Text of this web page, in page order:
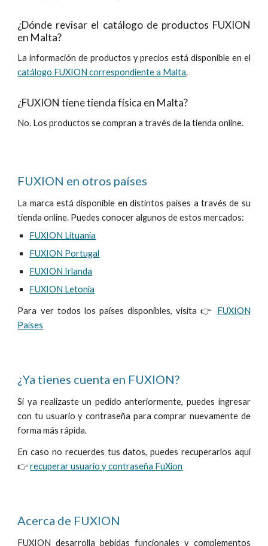
¿Dónde revisar el catálogo de productos FUXION
en Malta?
La información de productos y precios está disponible en el
catálogo FUXION correspondiente a Malta.
¿FUXION tiene tienda física en Malta?
No. Los productos secompran a través de la tienda online.
FUXION en otros países
La marca está disponible en distintos países a través de su
tienda online. Puedes conocer algunos de estos mercados:
FUXION Lituania
FUXION Portugal
FUXION Irlanda
FUXION Letonia
Para ver todos los países disponibles, visita 👉 FUXION
Países
¿Ya tienes cuenta en FUXION?
Si ya realizaste un pedido anteriormente, puedes ingresar
con tu usuario y contraseña para comprar nuevamente de
forma más rápida.
En caso no recuerdes tus datos, puedes recuperarlos aquí
👉recuperar usuario y contraseña FuXion
Acerca de FUXION
FUXION desarrolla bebidas funcionales y complementos